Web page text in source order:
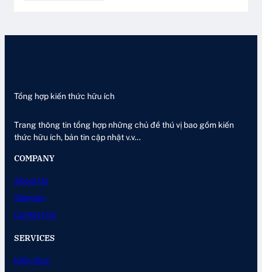
Tổng hợp kiến thức hữu ích
Trang thông tin tổng hợp những chủ đề thú vị bao gồm kiến
thức hữu ích, bản tin cập nhật v.v…
COMPANY
About Us
Sitemap
Contact Us
SERVICES
Kiến thức